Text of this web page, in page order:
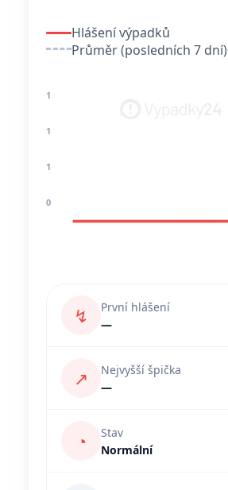
Hlášení výpadků
Průměr (posledních 7 dní)
1
1
1
0
↯
První hlášení
—
↗
Nejvyšší špička
—
◔
Stav
Normální